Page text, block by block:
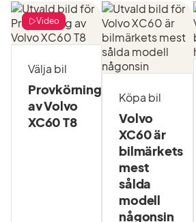
säkerhetsnivå,
till ett
oslagbart
Kontakta
vår
anläggning
direkt eller
läs på vår
Välja bil
Provkörning
av Volvo
XC60 T8
Video
Köpa bil
Volvo
XC60 är
bilmärkets
mest
sålda
modell
någonsin